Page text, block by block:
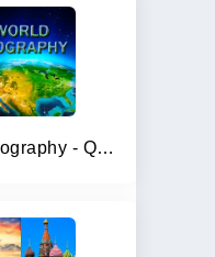
World Geography - Quiz Game